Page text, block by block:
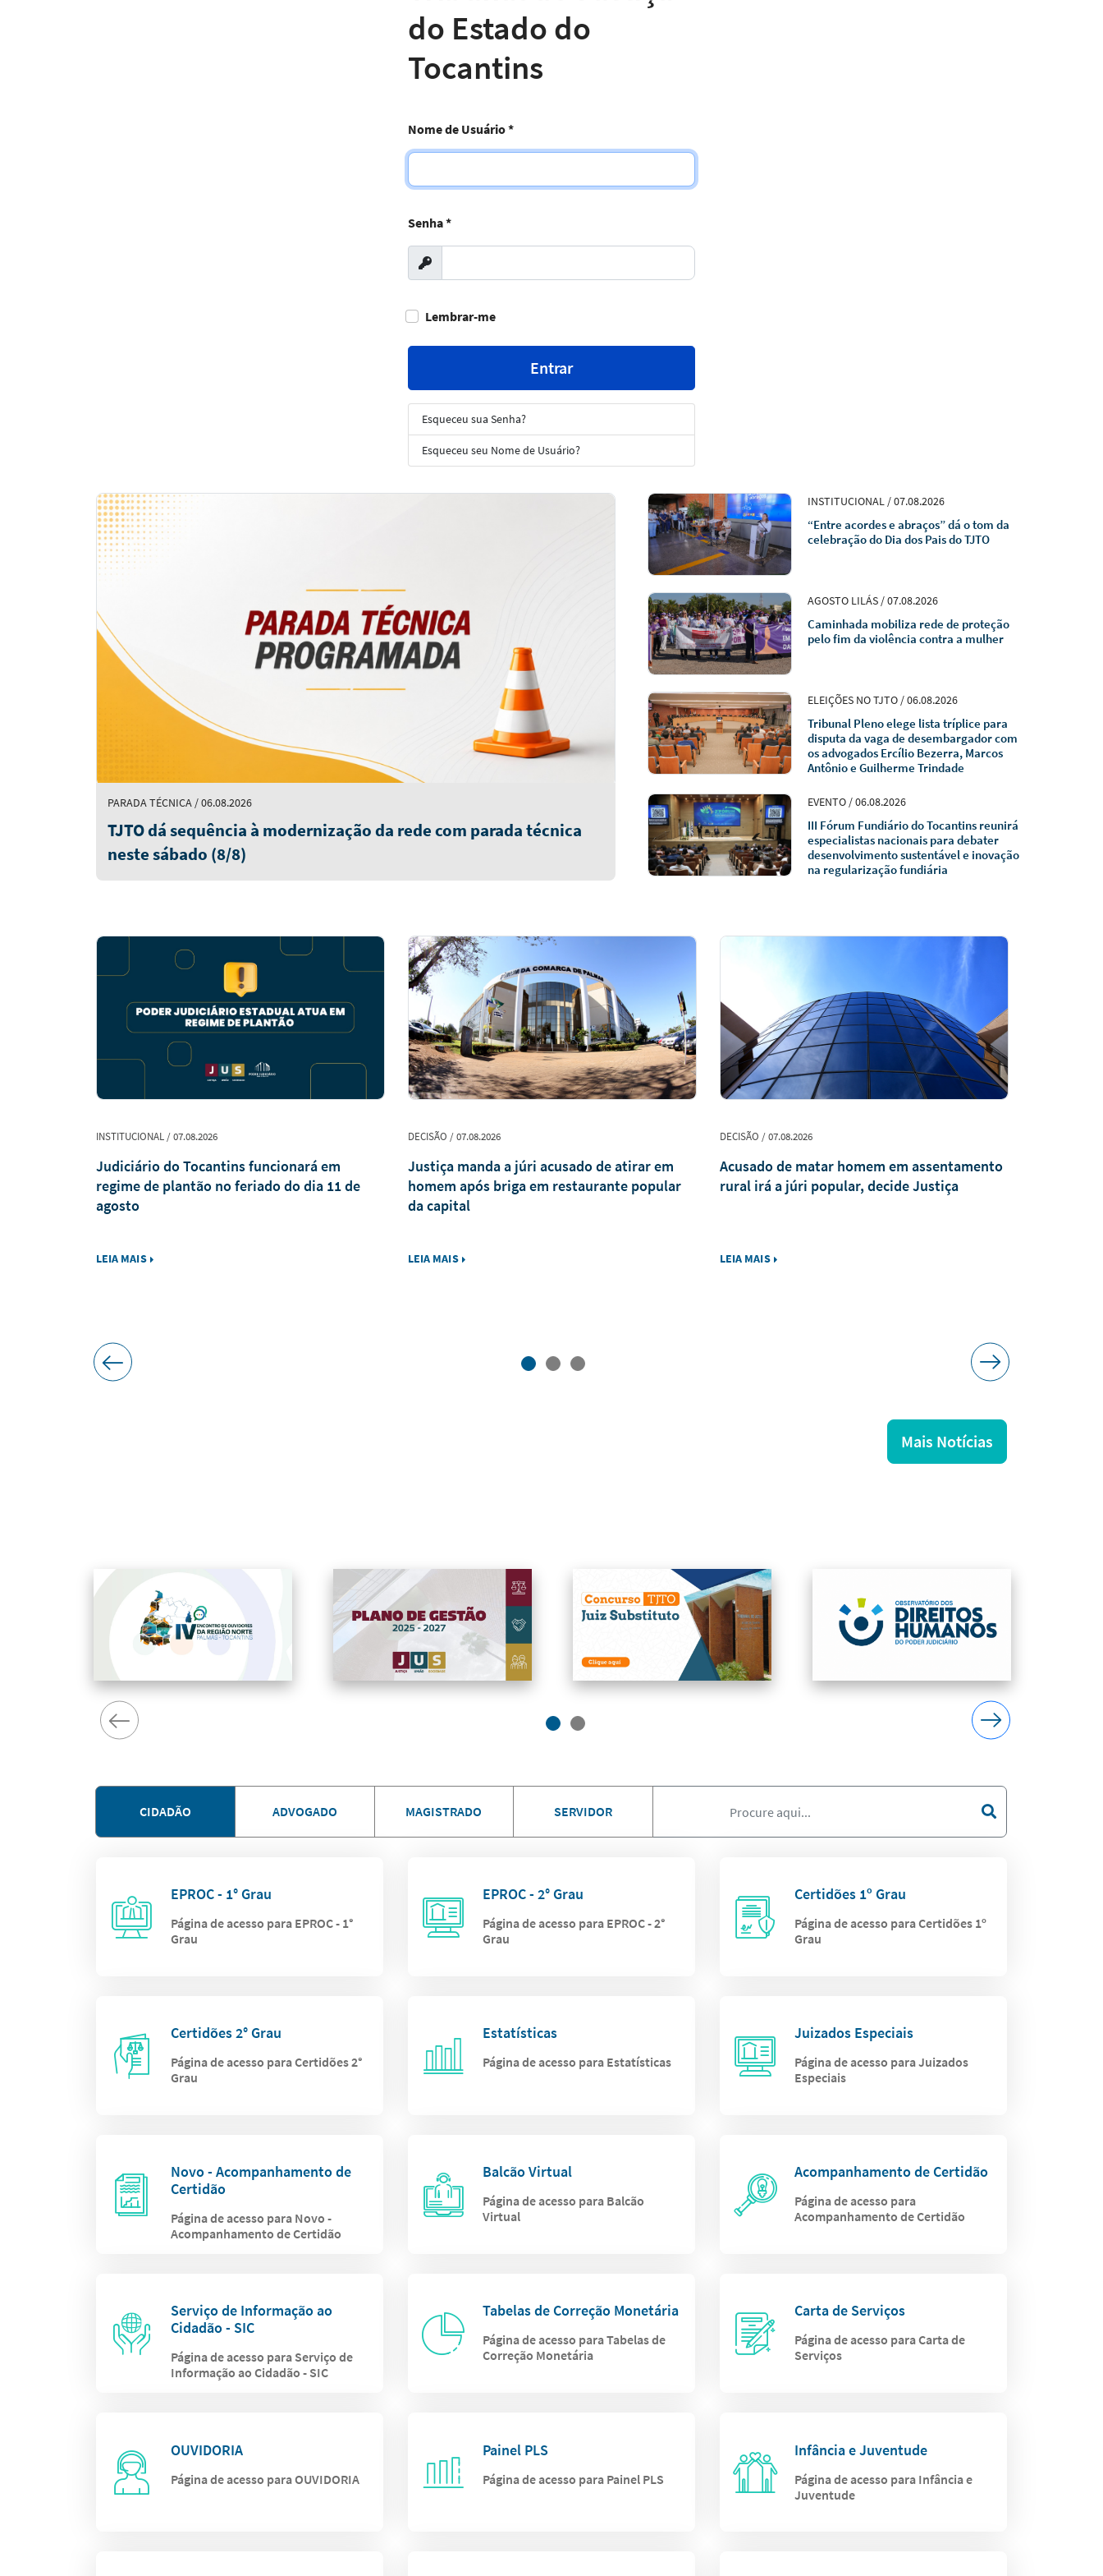
do Estado do
Tocantins
Nome de Usuário*
Senha*
Exibir
Lembrar-me
Entrar
Esqueceu sua Senha?
Esqueceu seu Nome de Usuário?
Notícias
em
Destaque
PARADA TÉCNICA / 06.08.2026
TJTO dá sequência à modernização da rede com parada técnica
neste sábado (8/8)
INSTITUCIONAL / 07.08.2026
“Entre acordes e abraços” dá o tom da
celebração do Dia dos Pais do TJTO
AGOSTO LILÁS / 07.08.2026
Caminhada mobiliza rede de proteção
pelo fim da violência contra a mulher
ELEIÇÕES NO TJTO / 06.08.2026
Tribunal Pleno elege lista tríplice para
disputa da vaga de desembargador com
os advogados Ercílio Bezerra, Marcos
Antônio e Guilherme Trindade
EVENTO / 06.08.2026
III Fórum Fundiário do Tocantins reunirá
especialistas nacionais para debater
desenvolvimento sustentável e inovação
na regularização fundiária
INSTITUCIONAL / 07.08.2026
Judiciário do Tocantins funcionará em
regime de plantão no feriado do dia 11 de
agosto
LEIA MAIS
DECISÃO / 07.08.2026
Justiça manda a júri acusado de atirar em
homem após briga em restaurante popular
da capital
LEIA MAIS
DECISÃO / 07.08.2026
Acusado de matar homem em assentamento
rural irá a júri popular, decide Justiça
LEIA MAIS
Mais Notícias
CIDADÃO ADVOGADO MAGISTRADO SERVIDOR
EPROC - 1° Grau
Página de acesso para EPROC - 1°
Grau
EPROC - 2° Grau
Página de acesso para EPROC - 2°
Grau
Certidões 1º Grau
Página de acesso para Certidões 1º
Grau
Certidões 2° Grau
Página de acesso para Certidões 2°
Grau
Estatísticas
Página de acesso para Estatísticas
Juizados Especiais
Página de acesso para Juizados
Especiais
Novo - Acompanhamento de
Certidão
Página de acesso para Novo -
Acompanhamento de Certidão
Balcão Virtual
Página de acesso para Balcão
Virtual
Acompanhamento de Certidão
Página de acesso para
Acompanhamento de Certidão
Serviço de Informação ao
Cidadão - SIC
Página de acesso para Serviço de
Informação ao Cidadão - SIC
Tabelas de Correção Monetária
Página de acesso para Tabelas de
Correção Monetária
Carta de Serviços
Página de acesso para Carta de
Serviços
OUVIDORIA
Página de acesso para OUVIDORIA
Painel PLS
Página de acesso para Painel PLS
Infância e Juventude
Página de acesso para Infância e
Juventude